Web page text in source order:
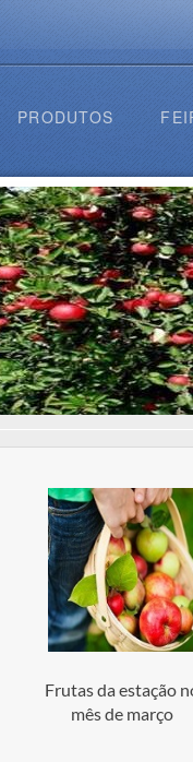
PRODUTOS
Frutas da estação
mês de março